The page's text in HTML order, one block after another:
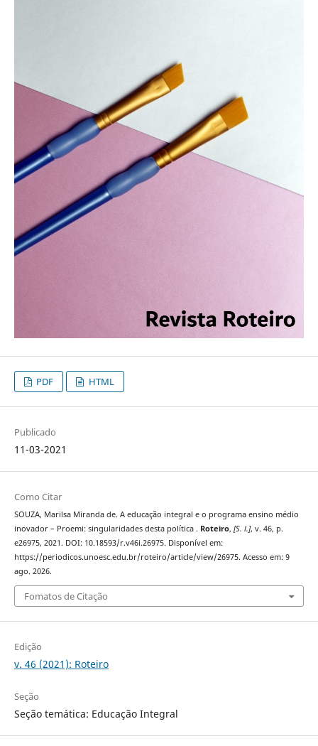
PDF HTML
Publicado
11-03-2021
Como Citar
SOUZA, Marilsa Miranda de. A educação integral e o programa ensino médio
inovador – Proemi: singularidades desta política . Roteiro, [S. l.], v. 46, p.
e26975, 2021. DOI: 10.18593/r.v46i.26975. Disponível em:
https://periodicos.unoesc.edu.br/roteiro/article/view/26975. Acesso em: 9
ago. 2026.
Fomatos de Citação
Edição
v. 46 (2021): Roteiro
Seção
Seção temática: Educação Integral